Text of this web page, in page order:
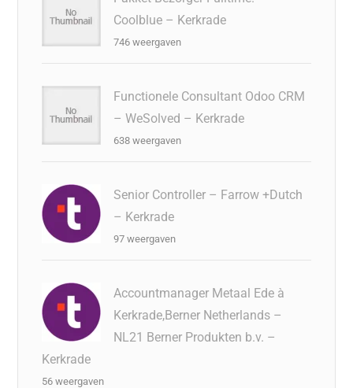
Coolblue – Kerkrade
746 weergaven
Functionele Consultant Odoo CRM
– WeSolved – Kerkrade
638 weergaven
Senior Controller – Farrow +Dutch
– Kerkrade
97 weergaven
Accountmanager Metaal Ede à
Kerkrade,Berner Netherlands –
NL21 Berner Produkten b.v. –
Kerkrade
56 weergaven